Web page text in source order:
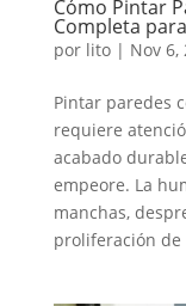
Cómo Pintar
Completa
por lito| Nov 6,
Pintar paredes
requiere
acabado
empeore. La
manchas,
proliferación de